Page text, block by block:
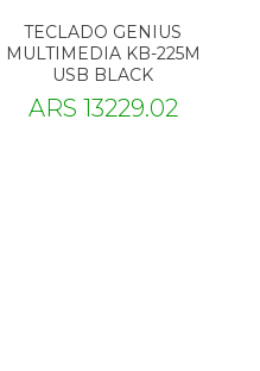
TECLADO GENIUS
MULTIMEDIA KB-225M
USB BLACK
ARS 13229.02